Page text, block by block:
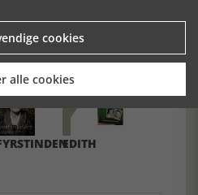
ARTIKLER
EDITH
cookies
alle cookies